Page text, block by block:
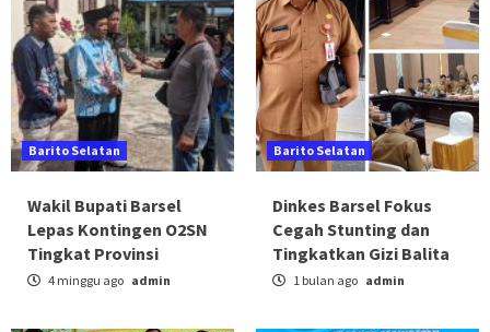
Barito Selatan
Wakil Bupati Barsel
Lepas Kontingen O2SN
Tingkat Provinsi
4 minggu ago admin
Barito Selatan
Dinkes Barsel Fokus
Cegah Stunting dan
Tingkatkan Gizi Balita
1 bulan ago admin